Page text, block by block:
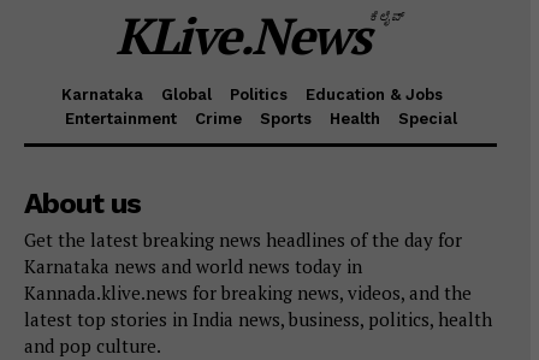
KLive.Newsಕೆಲೈವ್
Karnataka Global Politics
Education & Jobs
Entertainment
Crime Sports Health Special
About us
Get the latest breaking news headlines of the day for
Karnataka news and world news today in
Kannada.klive.news for breaking news, videos, and the
latest top stories in India news, business, politics, health
and pop culture.